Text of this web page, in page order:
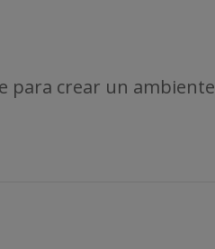
para crear un ambiente